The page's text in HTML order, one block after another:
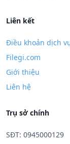
Liên kết
Điều khoản dịch
Filegi.com
Giới thiệu
Liên hệ
Trụ sở chính
SĐT: 0945000129